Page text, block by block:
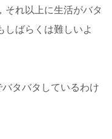
それ以上に生活がバタ
しばらくは難しいよ
タバタしているわけ